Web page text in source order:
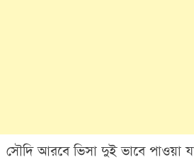
সৌদি আরবে ভিসা দুই ভাবে পাওয়া